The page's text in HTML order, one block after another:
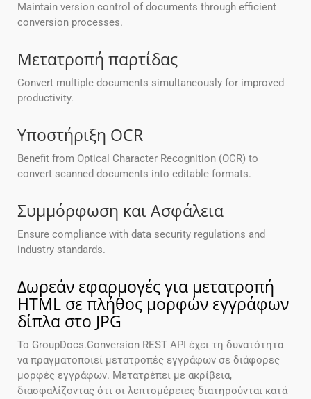
Maintain version control of documents through efficient
conversion processes.
Μετατροπή παρτίδας
Convert multiple documents simultaneously for improved
productivity.
Υποστήριξη OCR
Benefit from Optical Character Recognition (OCR) to
convert scanned documents into editable formats.
Συμμόρφωση και Ασφάλεια
Ensure compliance with data security regulations and
industry standards.
Δωρεάν εφαρμογές για μετατροπή
HTML σε πλήθος μορφών εγγράφων
δίπλα στο JPG
Το GroupDocs.Conversion REST API έχει τη δυνατότητα
να πραγματοποιεί μετατροπές εγγράφων σε διάφορες
μορφές εγγράφων. Μετατρέπει με ακρίβεια,
διασφαλίζοντας ότι οι λεπτομέρειες διατηρούνται κατά